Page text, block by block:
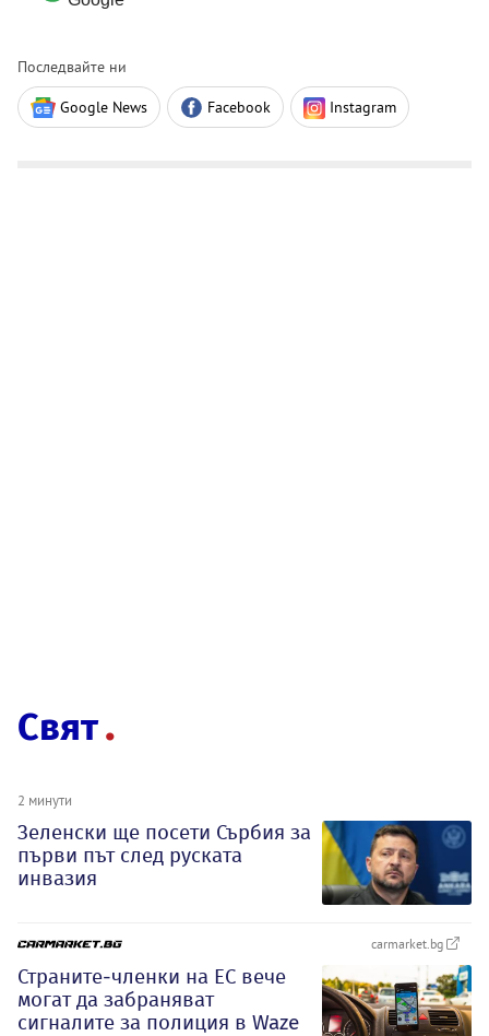
Последвайте ни
Google News Facebook Instagram
Свят
2 минути
Зеленски ще посети Сърбия за
първи път след руската
инвазия
carmarket.bg
Страните-членки на ЕС вече
могат да забраняват
сигналите за полиция в Waze